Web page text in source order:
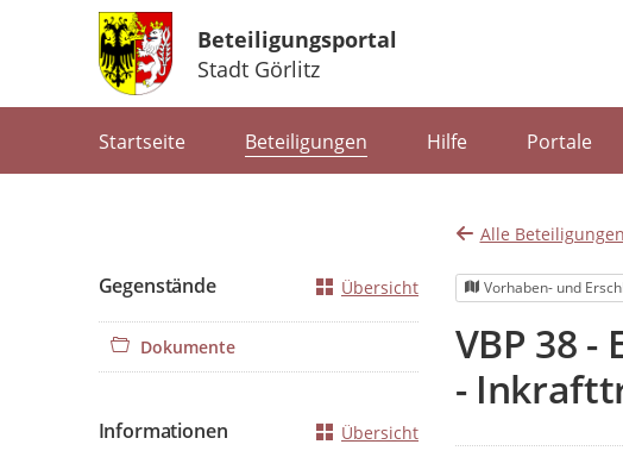
Beteiligungsportal
Stadt Görlitz
Startseite Beteiligungen Hilfe Portale
Alle Beteiligungen
Vorhaben- und
VBP 38
-
Gegenstände Übersicht
Dokumente
Informationen Übersicht